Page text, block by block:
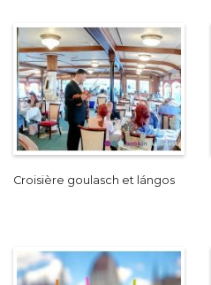
Croisière goulasch et lángos